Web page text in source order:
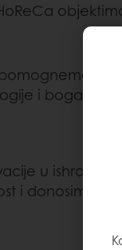
u
i bogato
u ishrani
i donosimo